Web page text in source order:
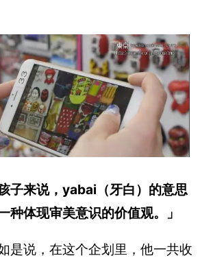
子来说，yabai（牙白）的意思
种体现审美意识的价值观。」
是说，在这个企划里，他一共收